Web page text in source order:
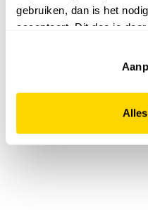
gebruiken, dan is het
accepteert. Dit doe je
website niet optimaal